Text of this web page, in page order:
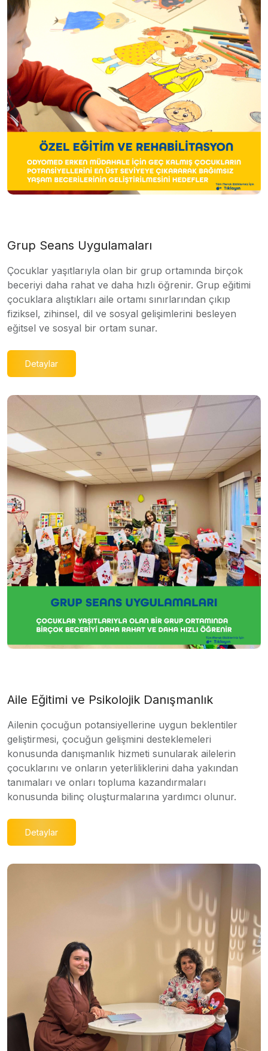
Grup Seans Uygulamaları
Çocuklar yaşıtlarıyla olan bir grup ortamında birçok
beceriyi daha rahat ve daha hızlı öğrenir. Grup eğitimi
çocuklara alıştıkları aile ortamı sınırlarından çıkıp
fiziksel, zihinsel, dil ve sosyal gelişimlerini besleyen
eğitsel ve sosyal bir ortam sunar.
Detaylar
Aile Eğitimi ve Psikolojik Danışmanlık
Ailenin çocuğun potansiyellerine uygun beklentiler
geliştirmesi, çocuğun gelişmini desteklemeleri
konusunda danışmanlık hizmeti sunularak ailelerin
çocuklarını ve onların yeterliliklerini daha yakından
tanımaları ve onları topluma kazandırmaları
konusunda bilinç oluşturmalarına yardımcı olunur.
Detaylar